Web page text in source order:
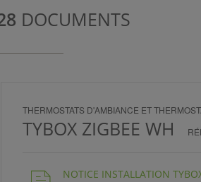
DOCUMENTS
THERMOSTATS D'AMBIANCE ET
TYBOX ZIGBEE WH
NOTICE INSTALLATION